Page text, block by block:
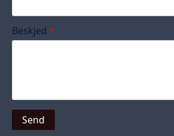
Beskjed *
Send